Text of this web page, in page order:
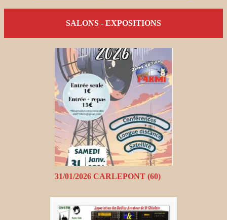
SALONS - EXPOSITIONS
31/01/2026 CARLEPONT (60)